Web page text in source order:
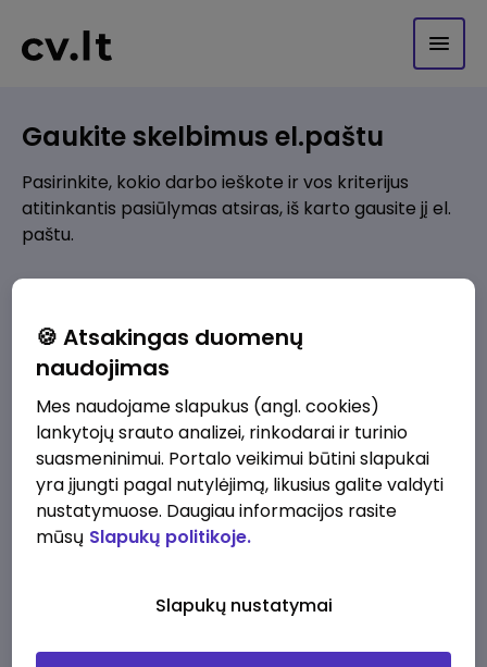
Gaukite skelbimus el.paštu
Pasirinkite, kokio darbo ieškote ir vos kriterijus
atitinkantis pasiūlymas atsiras, iš karto gausite jį el.
paštu.
Pridėti naują
Kokios srities darbo pasiūlymai jus domina?
Pridėti naują
🍪 Atsakingas duomenų
naudojimas
Mes naudojame slapukus (angl. cookies)
lankytojų srauto analizei, rinkodarai ir turinio
suasmeninimui. Portalo veikimui būtini slapukai
yra įjungti pagal nutylėjimą, likusius galite valdyti
nustatymuose. Daugiau informacijos rasite
mūsų Slapukų politikoje.
Slapukų nustatymai